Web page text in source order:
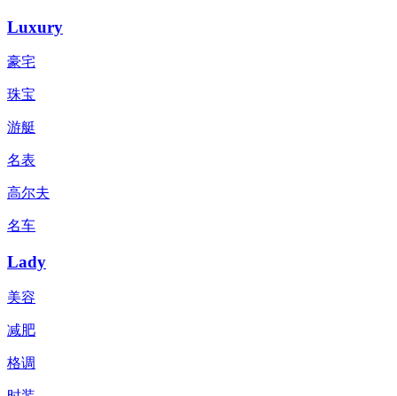
Luxury
豪宅
珠宝
游艇
名表
高尔夫
名车
Lady
美容
减肥
格调